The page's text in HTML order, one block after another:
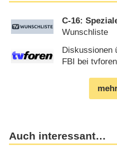
C-16:
Wunschliste
Diskussionen
FBI bei
Auch interessant…